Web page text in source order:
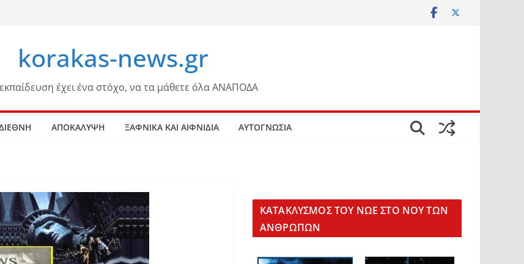
korakas-news.gr
έχει ένα στόχο, να τα μάθετε όλα ΑΝΑΠΟΔΑ
ΑΠΟΚΑΛΥΨΗ ΞΑΦΝΙΚΑ ΚΑΙ ΑΙΦΝΙΔΙΑ ΑΥΤΟΓΝΩΣΙΑ
KΑΤΑΚΛΥΣΜΟΣ ΤΟΥ ΝΩΕ ΣΤΟ ΝΟΥ ΤΩΝ
ΑΝΘΡΩΠΩΝ